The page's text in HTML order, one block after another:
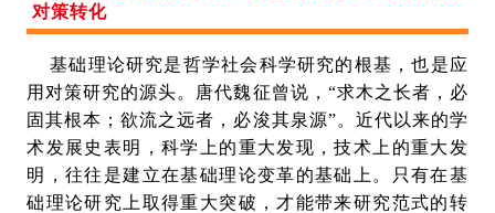
对策转化
基础理论研究是哲学社会科学研究的根基，也是应
用对策研究的源头。唐代魏征曾说，“求木之长者，必
固其根本；欲流之远者，必浚其泉源”。近代以来的学
术发展史表明，科学上的重大发现，技术上的重大发
明，往往是建立在基础理论变革的基础上。只有在基
础理论研究上取得重大突破，才能带来研究范式的转